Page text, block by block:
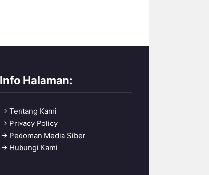
Info Halaman:
Tentang Kami
Privacy Policy
Pedoman Media Siber
Hubungi Kami